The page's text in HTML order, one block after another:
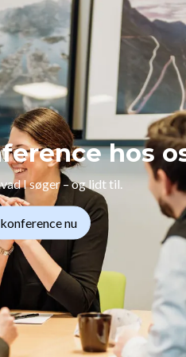
hos
I søger – og lidt til.
nu